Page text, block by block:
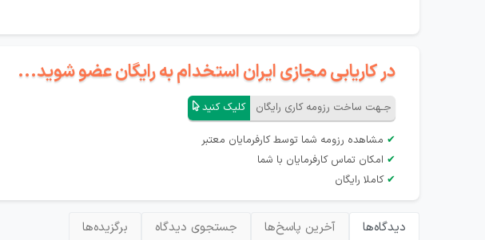
در کاریابی مجازی ایران استخدام به رایگان عضو شوید...
جـهت ساخت رزومه کاری رایگان کلیک کنید
✔ مشاهده رزومه شما توسط کارفرمایان معتبر
✔ امکان تماس کارفرمایان با شما
✔ کاملا رایگان
دیدگاه‌ها آخرین پاسخ‌ها جستجوی دیدگاه برگزیده‌ها